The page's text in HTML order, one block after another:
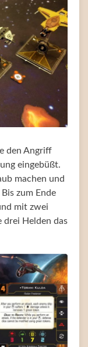
den Angriff
eingebüßt.
machen und
zum Ende
mit zwei
drei Helden das